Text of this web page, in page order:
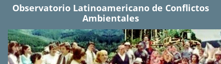
Observatorio Latinoamericano de Conflictos
Ambientales